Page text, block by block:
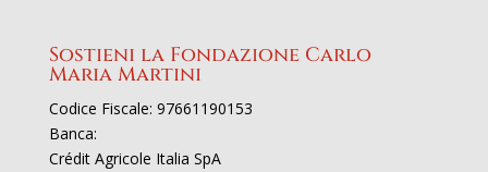
Sostieni la Fondazione Carlo
Maria Martini
Codice Fiscale: 97661190153
Banca:
Crédit Agricole Italia SpA